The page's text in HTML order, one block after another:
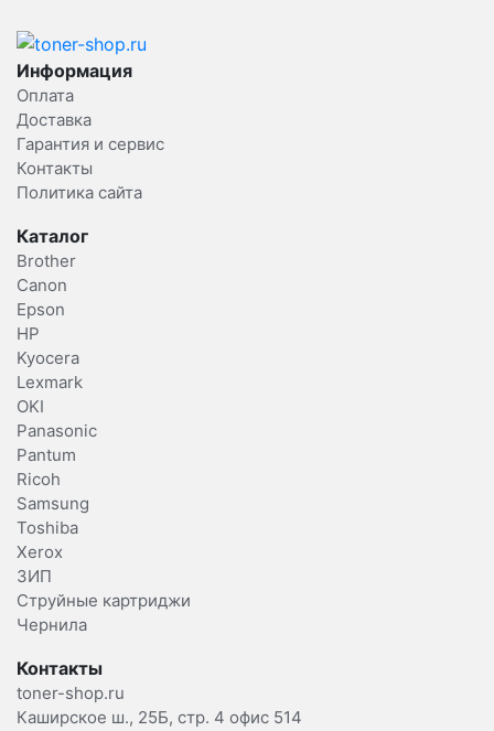
Информация
Оплата
Доставка
Гарантия и сервис
Контакты
Политика сайта
Каталог
Brother
Canon
Epson
HP
Kyocera
Lexmark
OKI
Panasonic
Pantum
Ricoh
Samsung
Toshiba
Xerox
ЗИП
Струйные картриджи
Чернила
Контакты
toner-shop.ru
Каширское ш., 25Б, стр. 4 офис 514